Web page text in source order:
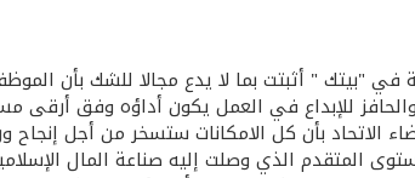
"بيتك " أثبتت بما لا يدع مجالا للشك بأن
للإبداع في العمل يكون أداؤه وفق أرقى
الاتحاد بأن كل الامكانات ستسخر من أجل
المتقدم الذي وصلت إليه صناعة المال